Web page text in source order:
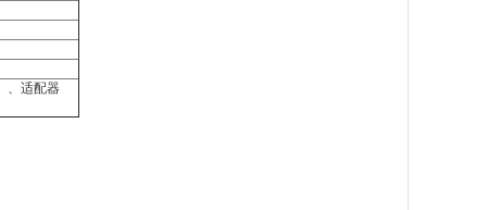
、适配器